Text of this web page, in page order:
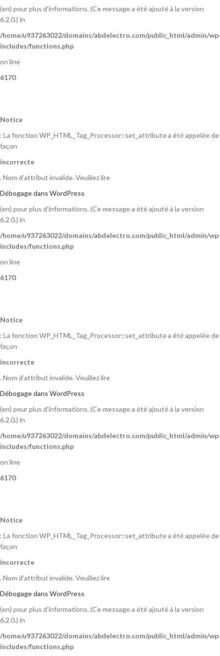
(en) pour plus d’informations. (Ce message a été ajouté à la version
6.2.0.) in
/home/u937263022/domains/abdelectro.com/public_html/admin/
includes/functions.php
on line
6170
Notice
: La fonction WP_HTML_Tag_Processor::set_attribute a été appelée de
façon
incorrecte
. Nom d’attribut invalide. Veuillez lire
Débogage dans WordPress
(en) pour plus d’informations. (Ce message a été ajouté à la version
6.2.0.) in
/home/u937263022/domains/abdelectro.com/public_html/admin/
includes/functions.php
on line
6170
Notice
: La fonction WP_HTML_Tag_Processor::set_attribute a été appelée de
façon
incorrecte
. Nom d’attribut invalide. Veuillez lire
Débogage dans WordPress
(en) pour plus d’informations. (Ce message a été ajouté à la version
6.2.0.) in
/home/u937263022/domains/abdelectro.com/public_html/admin/
includes/functions.php
on line
6170
Notice
: La fonction WP_HTML_Tag_Processor::set_attribute a été appelée de
façon
incorrecte
. Nom d’attribut invalide. Veuillez lire
Débogage dans WordPress
(en) pour plus d’informations. (Ce message a été ajouté à la version
6.2.0.) in
/home/u937263022/domains/abdelectro.com/public_html/admin/
includes/functions.php